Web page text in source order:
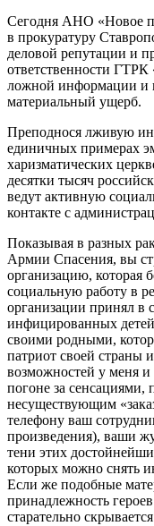
Сегодня АНО «Новое
в прокуратуру
деловой репутации и
ответственности ГТРК
ложной информации и
материальный ущерб.
Преподнося лживую
единичных примерах
харизматических
десятки тысяч
ведут активную
контакте с
Показывая в разных
Армии Спасения, вы
организацию, которая
социальную работу в
организации принял
инфицированных
своими родными,
патриот своей страны
возможностей у меня
погоне за сенсациями,
несуществующим
телефону ваш
произведения), ваши
тени этих
которых можно снять
Если же подобные
принадлежность
старательно